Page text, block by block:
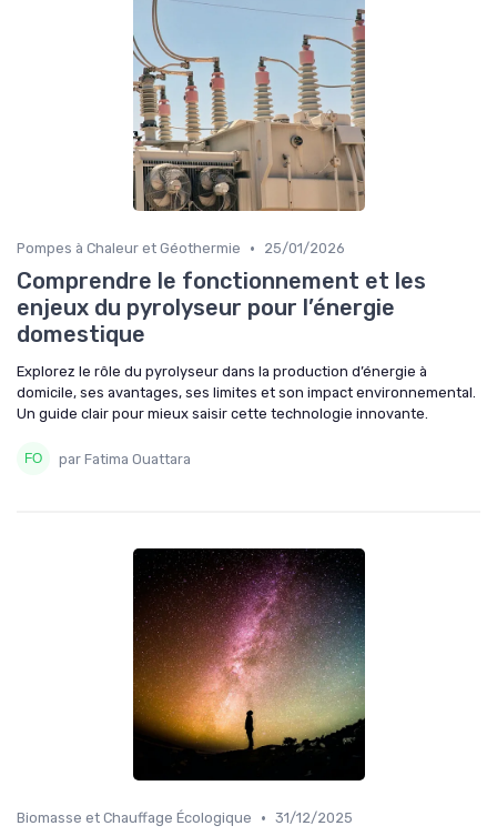
Pompes à Chaleur et Géothermie • 25/01/2026
Comprendre le fonctionnement et les
enjeux du pyrolyseur pour l’énergie
domestique
Explorez le rôle du pyrolyseur dans la production d’énergie à
domicile, ses avantages, ses limites et son impact environnemental.
Un guide clair pour mieux saisir cette technologie innovante.
par Fatima Ouattara
Biomasse et Chauffage Écologique • 31/12/2025